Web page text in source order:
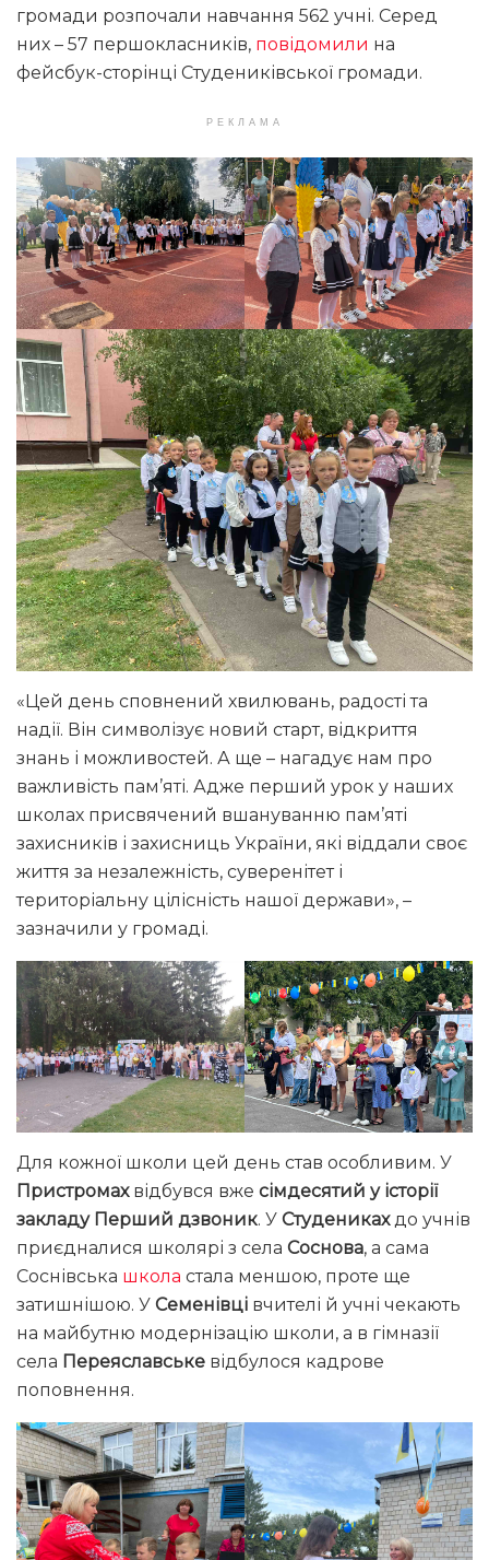
громади розпочали навчання 562 учні. Серед
них – 57 першокласників, повідомили на
фейсбук-сторінці Студениківської громади.
РЕКЛАМА
«Цей день сповнений хвилювань, радості та
надії. Він символізує новий старт, відкриття
знань і можливостей. А ще – нагадує нам про
важливість пам’яті. Адже перший урок у наших
школах присвячений вшануванню пам’яті
захисників і захисниць України, які віддали своє
життя за незалежність, суверенітет і
територіальну цілісність нашої держави», –
зазначили у громаді.
Для кожної школи цей день став особливим. У
Пристромах відбувся вже сімдесятий у історії
закладу Перший дзвоник. У Студеникахдо учнів
приєдналися школярі з села Соснова, а сама
Соснівська школа стала меншою, проте ще
затишнішою. У Семенівці вчителі й учні чекають
на майбутню модернізацію школи, а в гімназії
села Переяславське відбулося кадрове
поповнення.